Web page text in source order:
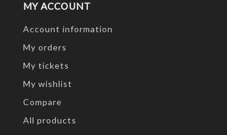
MY ACCOUNT
Account information
My orders
My tickets
My wishlist
Compare
All products